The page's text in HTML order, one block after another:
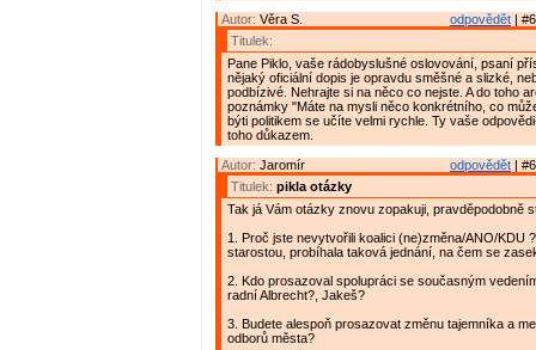
odpovědět |
Autor: Věra S.
Titulek:
Pane Piklo, vaše rádobyslušné oslovování, psaní
nějaký oficiální dopis je opravdu směšné a slizké,
podbízivé. Nehrajte si na něco co nejste. A do toho
poznámky "Máte na mysli něco konkrétního, co
býti politikem se učíte velmi rychle. Ty vaše
toho důkazem.
odpovědět |
Autor: Jaromír
Titulek: pikla otázky
Tak já Vám otázky znovu zopakuji, pravděpodobně
1. Proč jste nevytvořili koalici (ne)změna/ANO/KDU
starostou, probíhala taková jednání, na čem se
2. Kdo prosazoval spolupráci se současným
radní Albrecht?, Jakeš?
3. Budete alespoň prosazovat změnu tajemníka a
odborů města?